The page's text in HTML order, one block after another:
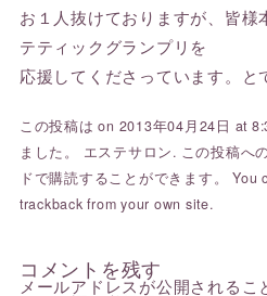
お１人抜けておりますが、皆様
テティックグランプリを
応援してくださっています。と
この投稿は on 2013年04月24日 at
ました。 エステサロン. この投稿へ
ドで購読することができます。 You
trackback from your own site.
コメントを残す
メールアドレスが公開されるこ